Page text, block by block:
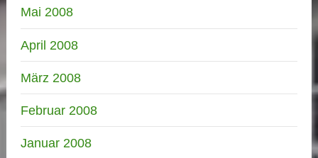
Mai 2008
April 2008
März 2008
Februar 2008
Januar 2008